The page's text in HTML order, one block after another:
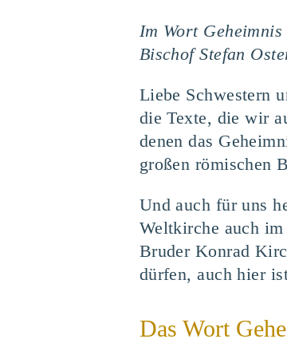
Im Wort
Bischof Stefan
Liebe Schwestern
die Texte, die wir
denen das
großen römischen
Und auch für uns
Weltkirche auch
Bruder Konrad
dürfen, auch hier
Das Wort